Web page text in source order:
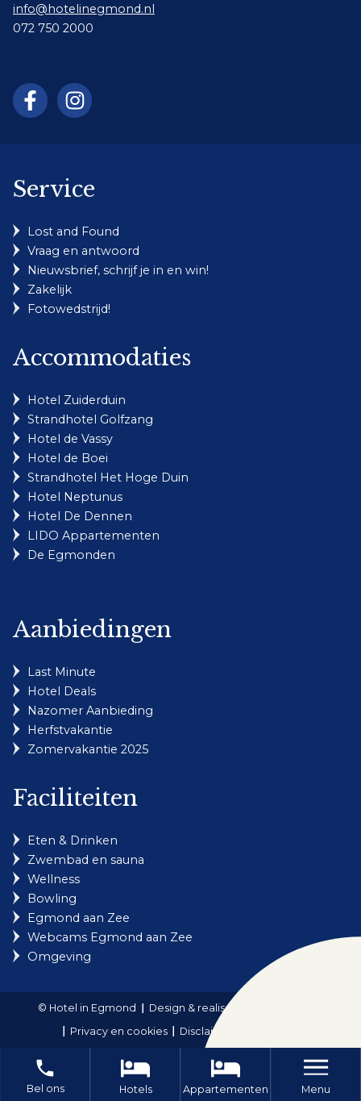
local_phone
Bel ons Hotels Appartementen Menu
info@hotelinegmond.nl
072 750 2000
Service
Lost and Found
Vraag en antwoord
Nieuwsbrief, schrijf je in en win!
Zakelijk
Fotowedstrijd!
Accommodaties
Hotel Zuiderduin
Strandhotel Golfzang
Hotel de Vassy
Hotel de Boei
Strandhotel Het Hoge Duin
Hotel Neptunus
Hotel De Dennen
LIDO Appartementen
De Egmonden
Aanbiedingen
Last Minute
Hotel Deals
Nazomer Aanbieding
Herfstvakantie
Zomervakantie 2025
Faciliteiten
Eten & Drinken
Zwembad en sauna
Wellness
Bowling
Egmond aan Zee
Webcams Egmond aan Zee
Omgeving
© Hotel in Egmond
Design & realisatie: Holiday Media
Privacy en cookies
Disclaimer